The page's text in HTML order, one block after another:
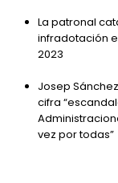
La patronal
infradotación
2023
Josep
cifra
vez por todas”